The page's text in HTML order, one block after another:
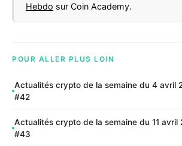
Hebdo sur Coin Academy.
POUR ALLER PLUS LOIN
Actualités crypto de la semaine du 4 avril
#42
Actualités crypto de la semaine du 11 avril
#43